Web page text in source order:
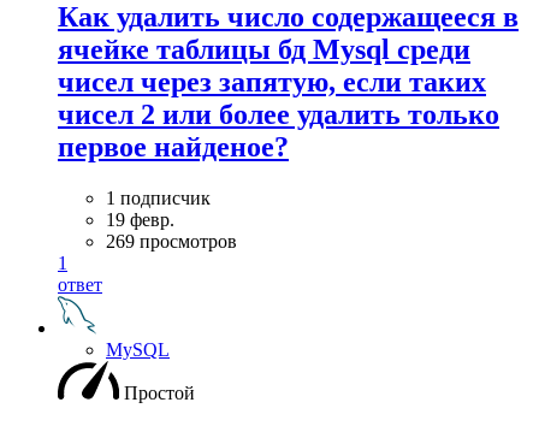
Как удалить число содержащееся в
ячейке таблицы бд Mysql среди
чисел через запятую, если таких
чисел 2 или более удалить только
первое найденое?
1 подписчик
19 февр.
269 просмотров
1
ответ
MySQL
Простой